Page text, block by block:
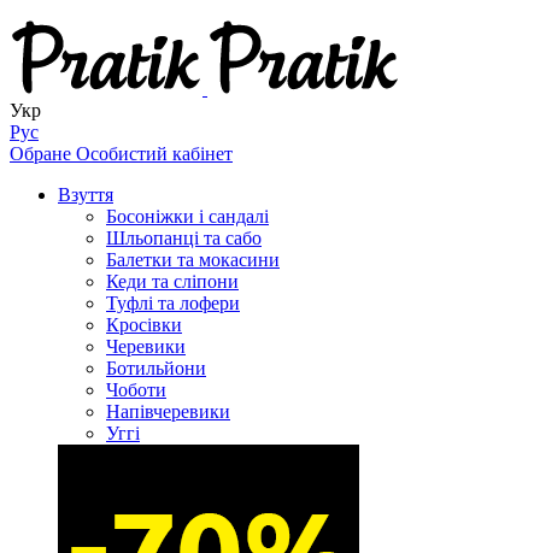
Укр
Рус
Обране Особистий кабінет
Взуття
Босоніжки і сандалі
Шльопанці та сабо
Балетки та мокасини
Кеди та сліпони
Туфлі та лофери
Кросівки
Черевики
Ботильйони
Чоботи
Напівчеревики
Уггі